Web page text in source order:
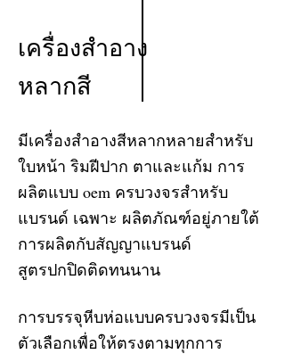
เครื่องสำอาง
หลากสี
มีเครื่องสำอางสีหลากหลายสำหรับ
ใบหน้า ริมฝีปาก ตาและแก้ม การ
ผลิตแบบ oem ครบวงจรสำหรับ
แบรนด์ เฉพาะ ผลิตภัณฑ์อยู่ภายใต้
การผลิตกับสัญญาแบรนด์
สูตรปกปิดติดทนนาน
การบรรจุหีบห่อแบบครบวงจรมีเป็น
ตัวเลือกเพื่อให้ตรงตามทุกการ